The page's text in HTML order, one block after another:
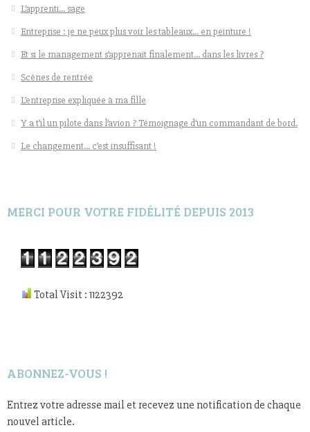
L’apprenti… sage
Entreprise : je ne peux plus voir les tableaux… en peinture !
Et si le management s’apprenait finalement… dans les livres ?
Scènes de rentrée
L’entreprise expliquée à ma fille
Y a t’il un pilote dans l’avion ? Témoignage d’un commandant de bord.
Le changement… c’est insuffisant !
MERCI POUR VOTRE FIDÉLITÉ DEPUIS 2013
Total Visit : 1122392
ABONNEZ-VOUS !
Entrez votre adresse mail et recevez une notification de chaque
nouvel article.